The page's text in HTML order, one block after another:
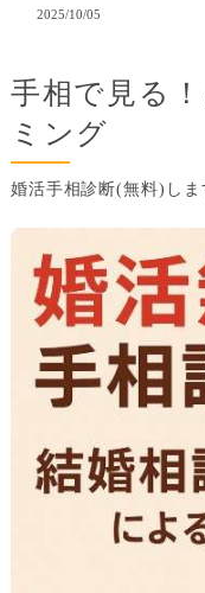
2025/10/05
婚活手相診断(無料)しま
手相で見る
ミング